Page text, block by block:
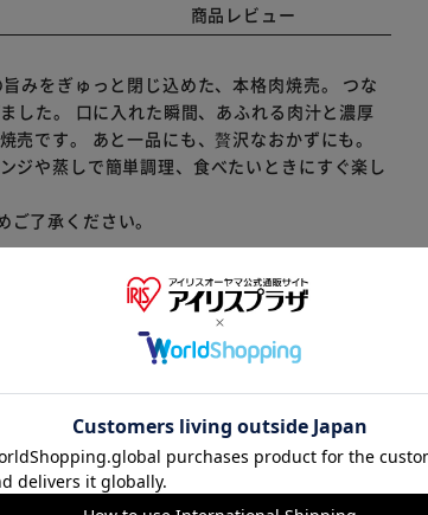
商品レビュー
みをぎゅっと閉じ込めた、本格肉焼売。 つな
した。 口に入れた瞬間、あふれる肉汁と濃厚
です。 あと一品にも、贅沢なおかずにも。
ジや蒸しで簡単調理、食べたいときにすぐ楽し
了承ください。
※ご確認ください